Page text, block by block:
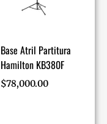
Base Atril Partitura
Hamilton KB380F
$78,000.00